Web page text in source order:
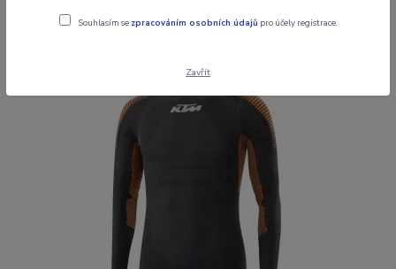
Souhlasím se zpracováním osobních údajů pro účely registrace.
Zavřít